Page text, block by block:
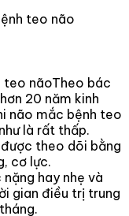
teo nãoTheo bác
20 năm kinh
não mắc bệnh teo
là rất thấp.
theo dõi bằng
cơ lực.
hay nhẹ và
gian điều trị trung